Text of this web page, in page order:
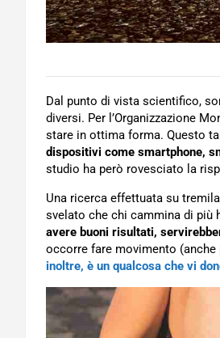
Dal punto di vista scientifico,
diversi. Per l’Organizzazione
stare in ottima forma. Questo
dispositivi come smartphone,
studio ha però rovesciato la
Una ricerca effettuata su
svelato che chi cammina di più
avere buoni risultati,
occorre fare movimento
inoltre, è un qualcosa che vi